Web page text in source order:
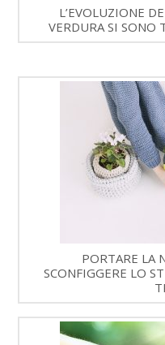
L’EVOLUZIONE
VERDURA SI SONO
PORTARE LA
SCONFIGGERE LO